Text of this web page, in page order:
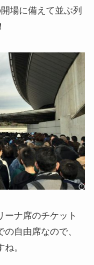
場に備えて並ぶ列
ーナ席のチケット
自由席なので、
。